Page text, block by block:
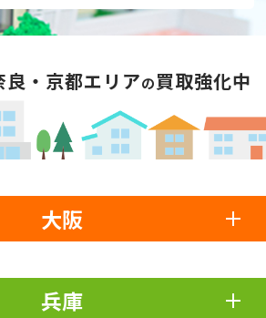
・京都エリアの買取強化中
大阪
兵庫